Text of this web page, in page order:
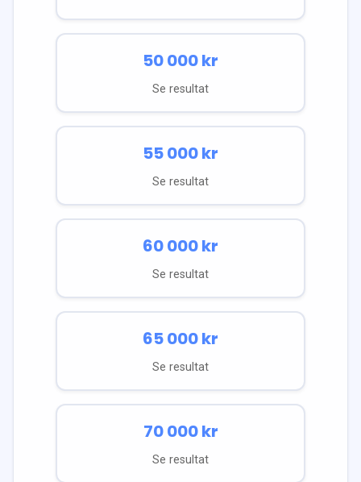
50 000kr
Se resultat
55 000kr
Se resultat
60 000kr
Se resultat
65 000kr
Se resultat
70 000kr
Se resultat